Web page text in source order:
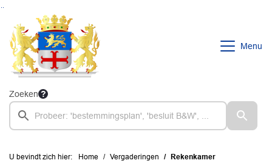
Ga naar de inhoud van deze pagina
Ga naar het zoeken
Ga naar het menu
Menu
Zoeken
U bevindt zich hier: Home Vergaderingen Rekenkamer